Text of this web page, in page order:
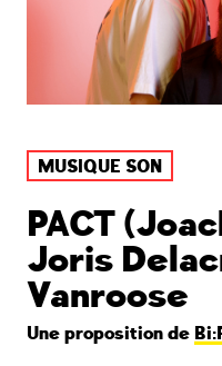
MUSIQUE SON
PACT
Joris
Vanroose
Une proposition de